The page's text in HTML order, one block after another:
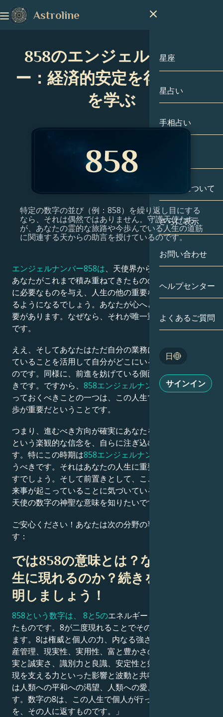
Astroline
星座
星座
山羊座
牡羊座
牡牛座
双子座
蟹座
獅子座
乙女座
射手座
星占い
手相占い
出生図
有名人
日付別
アストロカー
私たちについて
さらに表示
相性
タロット
エンジェルナ
お問い合わせ
ヘルプセンター
よくあるご質問
日
English
サインイン
858のエンジェルナンバ
ー：経済的安定を得る方法
を学ぶ
特定の数字の並び（例：858）を繰り返し目にする
なら、それは偶然ではありません。守護天使たち
が、あなたの霊的な旅路や今歩んでいる人生の道筋
に関連する天からの助言を授けているのです。
エンジェルナンバー858は、天使界からのサインです。
あなたがこれまで積み重ねてきたものの結果が、心と体
に必要なものを与え、人生の他の重要な部分に集中でき
るようになるでしょう。あなたが心へと導く道を選ぶ必
要があります。なぜなら、それが唯一重要なことだから
です。
ええ、そしてあなたはただ自分の業務に取り組み、知っ
ていることを活用して自分がどこにいるのかを把握する
のです。同様に、前進を妨げている側面にも取り組むべ
きです。ですから、 858エンジェルナンバーについて知
っておくべきことの一つは、この人生で踏み出す一歩一
歩が重要だということです。
つまり、進むべき方向が確実にあなたを目的地へと導く
という楽観的な信念を、自らに注ぎ込む必要があるので
す。特にこの時期は858エンジェルナンバーに
うべきです。それはあなたの人生に重要な洞察をもたら
すでしょう。そして前置きとして、ここ数日で重大な出
来事が起こっていることに気づいているはずです。この
天使の数字の神聖な意味を知りたいですか？
ご安心ください！あなたは次の分野の専門家になれま
す：
では858の意味とは？なぜ私の人
生に現れるのか？続きを読んで解
明しましょう！
858という数字は、 8と5のエネルギーと特質が融合し
たものです。8が二度現れることでその影響力が倍増し
ます。8は権威と個人の力、内なる強さ、専門能力、資
産管理、現実性、実用性、富と豊かさの顕現、安息、真
実と誠実さ、識別力と良識、安定性と効率性、正義の実
現を支える力といった影響と波動と共鳴します。 それ
は人類への平和への渇望、人類への愛、世界の変革で
す。数字の8は、この人生で個人が行った善悪の行い
を、その人に返すものです。」